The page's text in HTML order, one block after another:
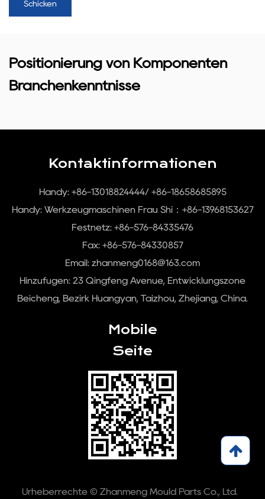
Positionierung von Komponenten
Branchenkenntnisse
Kontaktinformationen
Handy: +86-13018824444/ +86-18658685895
Handy: Werkzeugmaschinen Frau Shi：+86-13968153627
Festnetz: +86-576-84335476
Fax: +86-576-84330857
Email: zhanmeng0168@163.com
Hinzufügen: 23 Qingfeng Avenue, Entwicklungszone
Beicheng, Bezirk Huangyan, Taizhou, Zhejiang, China.
Mobile
Seite
Urheberrechte © Zhanmeng Mould Parts Co., Ltd.